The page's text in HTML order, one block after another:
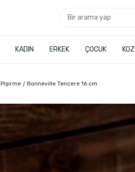
KADIN ERKEK ÇOCUK
Pişirme Bonneville Tencere 16 cm